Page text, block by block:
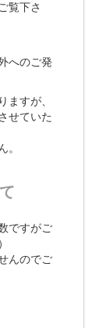
覧下さ
へのご発
ますが、
せていた
。
ですがご
んのでご